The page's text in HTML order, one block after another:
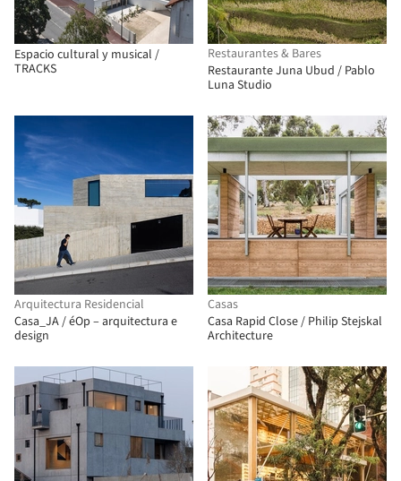
Espacio cultural y musical /
TRACKS
Restaurantes & Bares
Restaurante Juna Ubud / Pablo
Luna Studio
Arquitectura Residencial
Casa_JA / éOp – arquitectura e
design
Casas
Casa Rapid Close / Philip Stejskal
Architecture